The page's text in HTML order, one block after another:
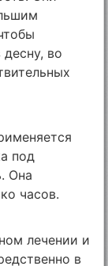
во
под
Она
часов.
лечении и
в